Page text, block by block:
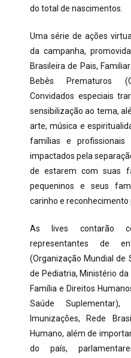
do total de nascimentos.
Uma série de ações
da campanha,
Brasileira de Pais,
Bebês Prematuros
Convidados especiais
sensibilização ao tema,
arte, música e
famílias e
impactados pela
de estarem com suas
pequeninos e seus
carinho e reconhecimento
As lives contarão
representantes de
(Organização Mundial de
de Pediatria, Ministério
Família e Direitos
Saúde Suplementar),
Imunizações, Rede
Humano, além de
do país,